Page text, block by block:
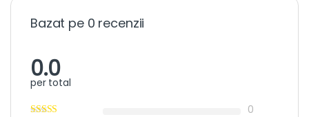
Bazat pe 0 recenzii
0.0
per total
0